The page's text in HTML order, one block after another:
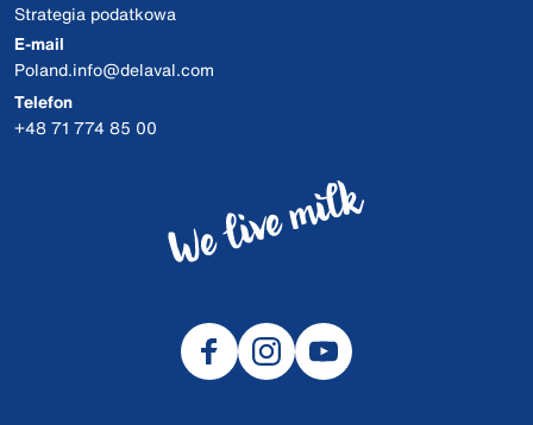
Strategia podatkowa
E-mail
Poland.info@delaval.com
Telefon
+48 71 774 85 00